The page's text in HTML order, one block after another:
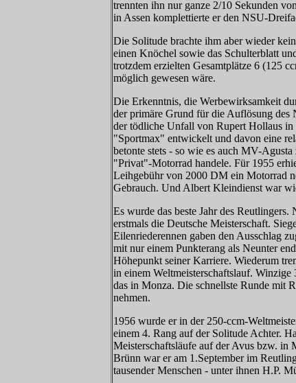
trennten ihn nur ganze 2/10 Sekunden
in Assen komplettierte er den NSU-
Die Solitude brachte ihm aber wieder
einen Knöchel sowie das Schulterblatt
trotzdem erzielten Gesamtplätze 6 (125
möglich gewesen wäre.
Die Erkenntnis, die Werbewirksamkeit
der primäre Grund für die Auflösung des
der tödliche Unfall von Rupert Hollaus in
"Sportmax" entwickelt und davon eine
betonte stets - so wie es auch MV-
"Privat"-Motorrad handele. Für 1955
Leihgebühr von 2000 DM ein Motorrad
Gebrauch. Und Albert Kleindienst war
Es wurde das beste Jahr des
erstmals die Deutsche Meisterschaft.
Eilenriederennen gaben den Ausschlag
mit nur einem Punkterang als Neunter
Höhepunkt seiner Karriere. Wiederum
in einem Weltmeisterschaftslauf.
das in Monza. Die schnellste Runde mit
nehmen.
1956 wurde er in der 250-ccm-
einem 4. Rang auf der Solitude Achter.
Meisterschaftsläufe auf der Avus bzw. in
Brünn war er am 1.September im
tausender Menschen - unter ihnen H.P.